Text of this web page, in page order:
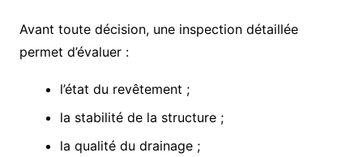
Avant toute décision, une inspection détaillée
permet d’évaluer :
l’état du revêtement ;
la stabilité de la structure ;
la qualité du drainage ;